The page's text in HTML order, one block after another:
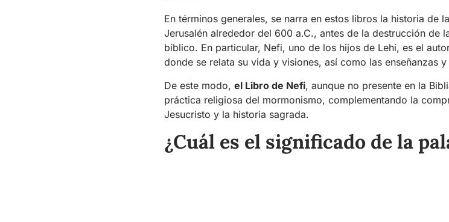
En términos generales, se narra en estos libros la historia de
Jerusalén alrededor del 600 a.C., antes de la destrucción de
bíblico. En particular, Nefi, uno de los hijos de Lehi, es el
donde se relata su vida y visiones, así como las enseñanzas
De este modo, el Libro de Nefi, aunque no presente en la
práctica religiosa del mormonismo, complementando la
Jesucristo y la historia sagrada.
¿Cuál es el significado de la